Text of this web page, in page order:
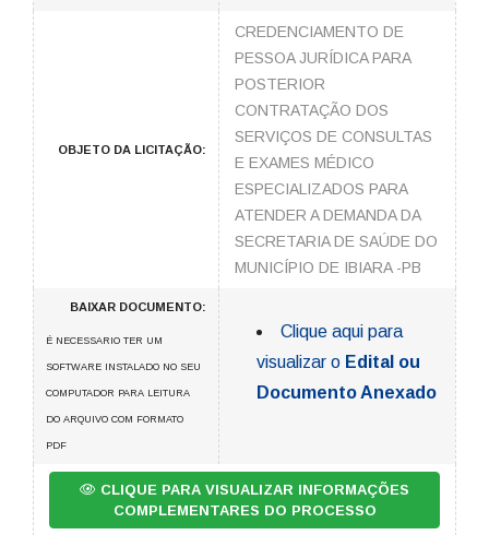
OBJETO DA LICITAÇÃO:
CREDENCIAMENTO DE
PESSOA JURÍDICA PARA
POSTERIOR
CONTRATAÇÃO DOS
SERVIÇOS DE CONSULTAS
E EXAMES MÉDICO
ESPECIALIZADOS PARA
ATENDER A DEMANDA DA
SECRETARIA DE SAÚDE DO
MUNICÍPIO DE IBIARA -PB
BAIXAR DOCUMENTO:
É NECESSARIO TER UM
SOFTWARE INSTALADO NO SEU
COMPUTADOR PARA LEITURA
DO ARQUIVO COM FORMATO
PDF
Clique aqui para
visualizar o Edital ou
Documento Anexado
CLIQUE PARA VISUALIZAR INFORMAÇÕES
COMPLEMENTARES DO PROCESSO